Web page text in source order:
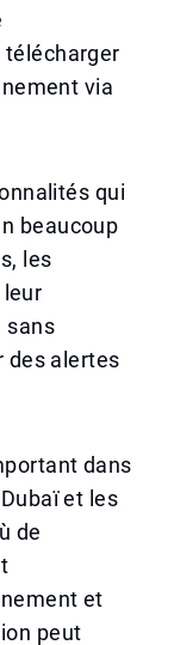
via
qui
beaucoup
les
sans
des alertes
dans
et les
de
et
peut